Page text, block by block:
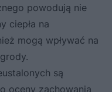
powodują nie
ciepła na
mogą wpływać na
są
oceny zachowania